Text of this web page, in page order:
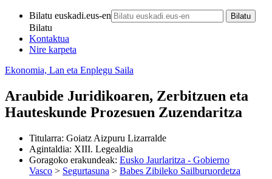
Bilatu euskadi.eus-en
Bilatu
Kontaktua
Nire karpeta
Ekonomia, Lan eta Enplegu Saila
Araubide Juridikoaren, Zerbitzuen eta
Hauteskunde Prozesuen Zuzendaritza
Titularra: Goiatz Aizpuru Lizarralde
Agintaldia: XIII. Legealdia
Goragoko erakundeak: Eusko Jaurlaritza - Gobierno
Vasco > Segurtasuna > Babes Zibileko Sailburuordetza